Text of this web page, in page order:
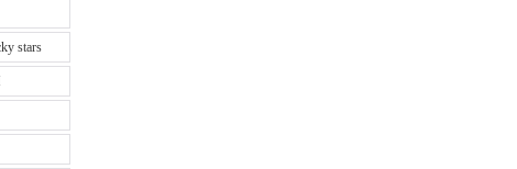
stars